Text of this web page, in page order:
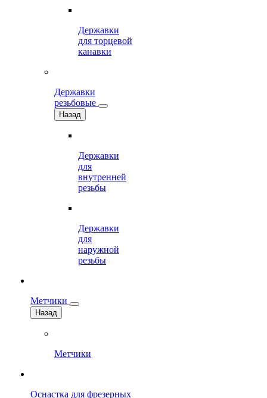
Державки
для торцевой
канавки
Державки
резьбовые
Назад
Державки
для
внутренней
резьбы
Державки
для
наружной
резьбы
Метчики
Назад
Метчики
Оснастка для фрезерных